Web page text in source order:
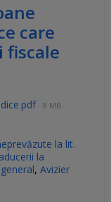
care
fiscale
8 MB
la lit.
la
, Avizier